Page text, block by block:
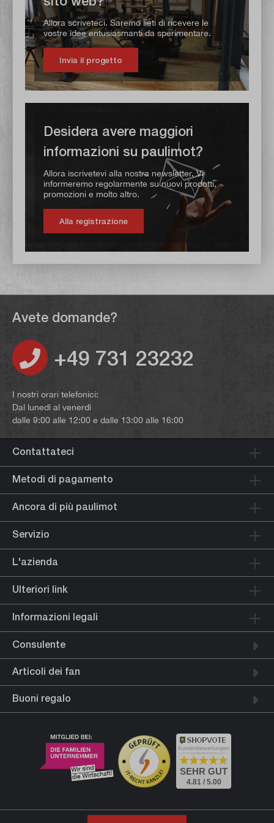
Allora scriveteci. Saremo lieti di ricevere le
vostre idee entusiasmanti da sperimentare.
Invia il progetto
Desidera avere maggiori
informazioni su paulimot?
Allora iscrivetevi alla nostra newsletter. Vi
informeremo regolarmente su nuovi prodotti,
promozioni e molto altro.
Alla registrazione
Avete domande?
+49 731 23232
I nostri orari telefonici:
Dal lunedì al venerdì
dalle 9:00 alle 12:00 e dalle 13:00 alle 16:00
Contattateci
Metodi di pagamento
Ancora di più paulimot
Servizio
L'azienda
Ulteriori link
Informazioni legali
Consulente
Articoli dei fan
Buoni regalo
Kundenbewertungen
SEHR GUT
4.81 / 5.00